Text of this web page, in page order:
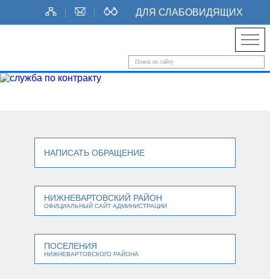
ДЛЯ СЛАБОВИДЯЩИХ
НАПИСАТЬ ОБРАЩЕНИЕ
НИЖНЕВАРТОВСКИЙ РАЙОН
ОФИЦИАЛЬНЫЙ САЙТ АДМИНИСТРАЦИИ
ПОСЕЛЕНИЯ
НИЖНЕВАРТОВСКОГО РАЙОНА